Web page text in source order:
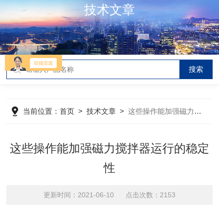
技术文章
当前位置：首页 >技术文章 >这些操作能加强磁力搅拌器运行的稳定性
这些操作能加强磁力搅拌器运行的稳定
性
更新时间：2021-06-10 点击次数：2153